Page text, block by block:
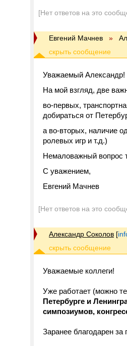
[Нет ответов на это
Евгений Мачнев »
Уважаемый Александр!
На мой взгляд, две
во-первых,
добираться от
а во-вторых, наличие
ролевых игр и т.д.)
Немаловажный вопрос
С уважением,
Евгений Мачнев
[Нет ответов на это
Александр Соколов [
Уважаемые коллеги!
Уже работает (можно
Петербурге и
симпозиумов,
Заранее благодарен